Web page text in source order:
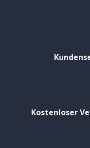
Kostenloser